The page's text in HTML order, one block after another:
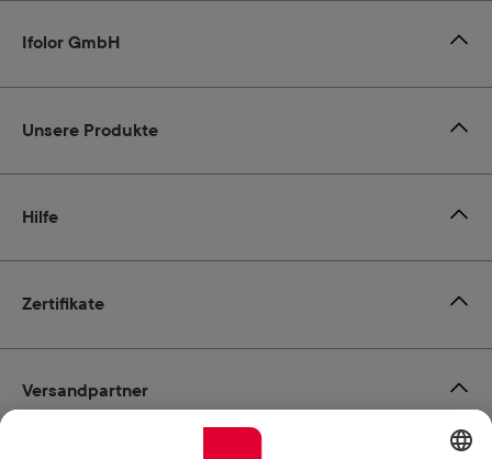
Zertifikate
Ifolor GmbH
Unsere Produkte
Hilfe
Versandpartner